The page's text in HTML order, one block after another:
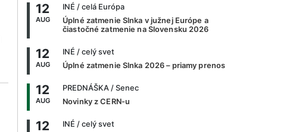
12
AUG
INÉ / celá Európa
Úplné zatmenie Slnka v južnej Európe a
čiastočné zatmenie na Slovensku 2026
12
AUG
INÉ / celý svet
Úplné zatmenie Slnka 2026 – priamy prenos
12
AUG
PREDNÁŠKA / Senec
Novinky z CERN-u
12 INÉ / celý svet